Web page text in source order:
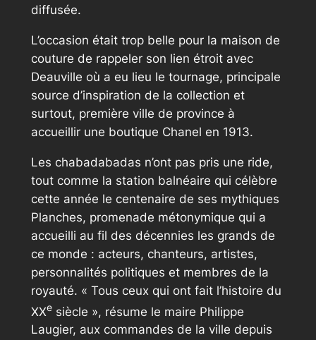
diffusée.
L’occasion était trop belle pour la maison de
couture de rappeler son lien étroit avec
Deauville où a eu lieu le tournage, principale
source d’inspiration de la collection et
surtout, première ville de province à
accueillir une boutique Chanel en 1913.
Les chabadabadas n’ont pas pris une ride,
tout comme la station balnéaire qui célèbre
cette année le centenaire de ses mythiques
Planches, promenade métonymique qui a
accueilli au fil des décennies les grands de
ce monde : acteurs, chanteurs, artistes,
personnalités politiques et membres de la
royauté. « Tous ceux qui ont fait l’histoire du
XXesiècle », résume le maire Philippe
Laugier, aux commandes de la ville depuis